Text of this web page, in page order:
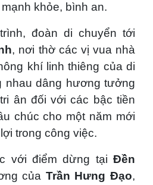
khỏe, bình an.
đoàn di chuyển tới
, nơi thờ các vị vua nhà
khí linh thiêng của di
nhau dâng hương tưởng
ân đối với các bậc tiền
chúc cho một năm mới
trong công việc.
với điểm dừng tại Đền
của Trần Hưng Đạo,